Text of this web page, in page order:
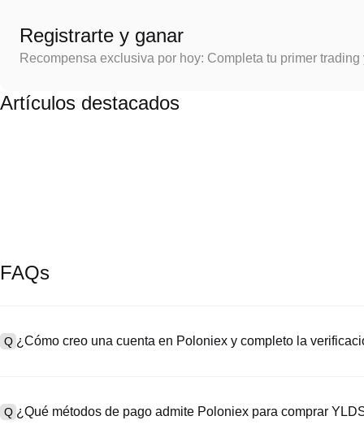
Registrarte y ganar
Recompensa exclusiva por hoy: Completa tu primer
Artículos destacados
FAQs
Q ¿Cómo creo una cuenta en Poloniex y completo la
confirmación o el código SMS. Después del registro, dirígete a
Q ¿Qué métodos de pago admite Poloniex para comprar